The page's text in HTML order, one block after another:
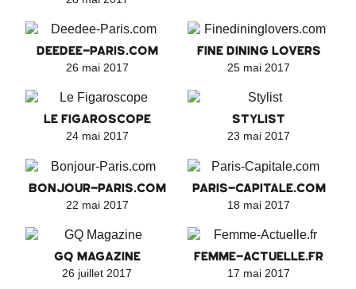
DEEDEE-PARIS.COM
26 mai 2017
FINE DINING LOVERS
25 mai 2017
LE FIGAROSCOPE
24 mai 2017
STYLIST
23 mai 2017
BONJOUR-PARIS.COM
22 mai 2017
PARIS-CAPITALE.COM
18 mai 2017
GQ MAGAZINE
26 juillet 2017
FEMME-ACTUELLE.FR
17 mai 2017